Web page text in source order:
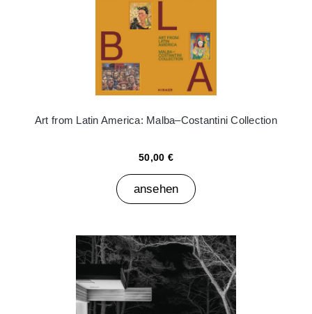
Art from Latin America: Malba–Costantini Collection
50,00 €
ansehen